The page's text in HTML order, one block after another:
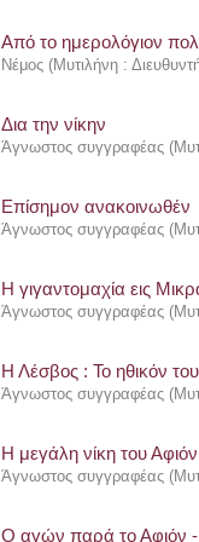
Από το ημερολόγιον
Νέμος (Μυτιλήνη :
Δια την νίκην
Άγνωστος συγγραφέας (
Επίσημον ανακοινωθέν
Άγνωστος συγγραφέας (
Η γιγαντομαχία εις
Άγνωστος συγγραφέας (
Η Λέσβος : Το ηθικόν
Άγνωστος συγγραφέας (
Η μεγάλη νίκη του
Άγνωστος συγγραφέας (
Ο αγών παρά το Αφιόν -